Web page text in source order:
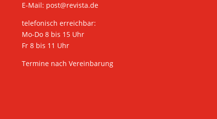
E-Mail: post@revista.de
telefonisch erreichbar:
Mo-Do 8 bis 15 Uhr
Fr 8 bis 11 Uhr
Termine nach Vereinbarung